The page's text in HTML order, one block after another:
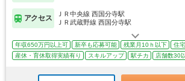
アクセス
ＪＲ中央線 西国分寺駅
ＪＲ武蔵野線 西国分寺駅
年収650万円以上可 新卒も応募可能 残業月10ｈ以下
住
産休・育休取得実績有り
スキルアップ 駅チカ 店舗数30